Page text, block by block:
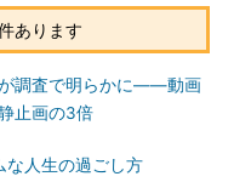
あります
が調査で明らかに――動画
止画の3倍
な人生の過ごし方